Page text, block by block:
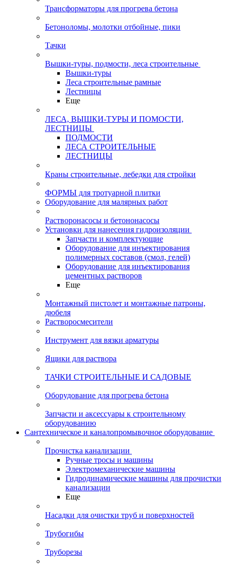
Трансформаторы для прогрева бетона
Бетоноломы, молотки отбойные, пики
Тачки
Вышки-туры, подмости, леса строительные
Вышки-туры
Леса строительные рамные
Лестницы
Еще
ЛЕСА, ВЫШКИ-ТУРЫ И ПОМОСТИ,
ЛЕСТНИЦЫ
ПОДМОСТИ
ЛЕСА СТРОИТЕЛЬНЫЕ
ЛЕСТНИЦЫ
Краны строительные, лебедки для стройки
ФОРМЫ для тротуарной плитки
Оборудование для малярных работ
Растворонасосы и бетононасосы
Установки для нанесения гидроизоляции
Запчасти и комплектующие
Оборудование для инъектирования
полимерных составов (смол, гелей)
Оборудование для инъектирования
цементных растворов
Еще
Монтажный пистолет и монтажные патроны,
дюбеля
Растворосмесители
Инструмент для вязки арматуры
Ящики для раствора
ТАЧКИ СТРОИТЕЛЬНЫЕ И САДОВЫЕ
Оборудование для прогрева бетона
Запчасти и аксессуары к строительному
оборудованию
Сантехническое и каналопромывочное оборудование
Прочистка канализации
Ручные тросы и машины
Электромеханические машины
Гидродинамические машины для прочистки
канализации
Еще
Насадки для очистки труб и поверхностей
Трубогибы
Труборезы